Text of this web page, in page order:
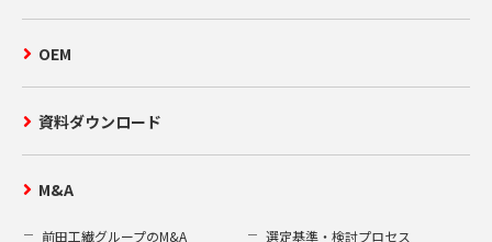
OEM
資料ダウンロード
M&A
前田工繊グループのM&A
選定基準・検討プロセス